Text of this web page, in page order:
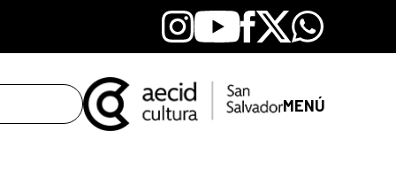
Instagram
YoutubeFacebook
X Whatsapp
MENÚ